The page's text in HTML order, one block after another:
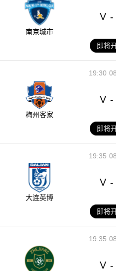
南京城市
V -
即将
19:30
梅州客家
V -
即将
19:35
大连英博
V -
即将
19:35
V -